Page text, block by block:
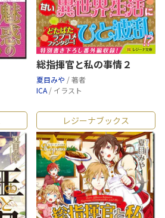
総指揮官と私の事情２
夏目みや / 著者
ICA / イラスト
レジーナブックス